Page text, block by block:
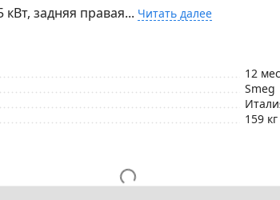
задняя правая... Читать далее
12 мес
Smeg
159 кг